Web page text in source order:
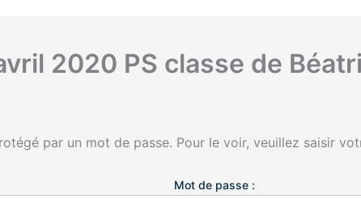
2020 PS classe de
par un mot de passe. Pour le voir, veuillez saisir
Mot de passe :